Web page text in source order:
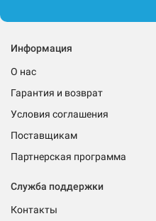
Информация
О нас
Гарантия и возврат
Условия соглашения
Поставщикам
Партнерская программа
Служба поддержки
Контакты